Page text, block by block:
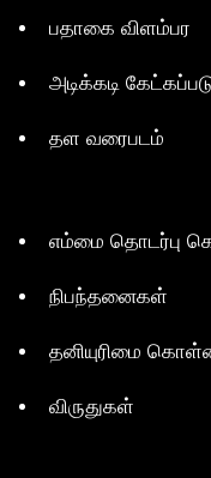
பதாகை விளம்பர
அடிக்கடி
தள வரைபடம்
எம்மை தொடர்பு
நிபந்தனைகள்
தனியுரிமை
விருதுகள்